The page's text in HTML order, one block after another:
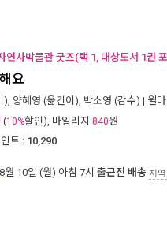
연사박물관 굿즈(택 1, 대상도서 1권
요
), 양혜영 (옮긴이), 박소영 (감수) | 윌마
(10%할인), 마일리지 840원
트 : 10,290
8월 10일 (월) 아침 7시 출근전 배송 지